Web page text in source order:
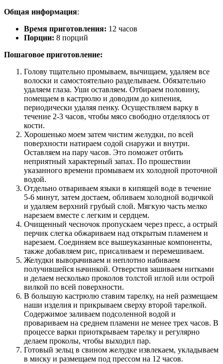
Общая информация:
Время приготовления: 12 часов
Порции: 8 порций
Пошаговое приготовление:
Голову тщательно промываем, вычищаем, удаляем все
волоски и самостоятельно разделываем. Обязательно
удаляем глаза. Уши оставляем. Отбираем половину,
помещаем в кастрюлю и доводим до кипения,
периодически удаляя пенку. Осуществляем варку в
течение 2-3 часов, чтобы мясо свободно отделялось от
кости.
Хорошенько моем затем чистим желудки, по всей
поверхности натираем содой снаружи и внутри.
Оставляем на пару часов. Это поможет отбить
неприятный характерный запах. По прошествии
указанного времени промываем их холодной проточной
водой.
Отдельно отвариваем языки в кипящей воде в течение
5-6 минут, затем достаем, обливаем холодной водичкой
и удаляем верхний грубый слой. Мягкую часть мелко
нарезаем вместе с легким и сердцем.
Очищенный чесночок пропускаем через пресс, а острый
перчик слегка обжариваем над открытым пламенем и
нарезаем. Соединяем все вышеуказанные компоненты,
также добавляем рис, присаливаем и перемешиваем.
Желудки выворачиваем и неплотно набиваем
получившейся начинкой. Отверстия зашиваем нитками
и делаем несколько проколов толстой иглой или острой
вилкой по всей поверхности.
В большую кастрюлю ставим тарелку, на ней размещаем
наши изделия и прикрываем сверху второй тарелкой.
Содержимое заливаем подсоленной водой и
провариваем на среднем пламени не менее трех часов. В
процессе варки приоткрываем тарелку и регулярно
делаем проколы, чтобы выходил пар.
Готовый зельц в свином желудке извлекаем, укладываем
в миску и размещаем под прессом на 12 часов.